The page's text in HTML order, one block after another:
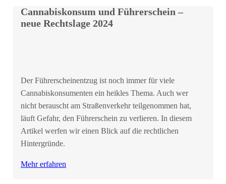
Cannabiskonsum und Führerschein –
neue Rechtslage 2024
Der Führerscheinentzug ist noch immer für viele
Cannabiskonsumenten ein heikles Thema. Auch wer
nicht berauscht am Straßenverkehr teilgenommen hat,
läuft Gefahr, den Führerschein zu verlieren. In diesem
Artikel werfen wir einen Blick auf die rechtlichen
Hintergründe.
Mehr erfahren